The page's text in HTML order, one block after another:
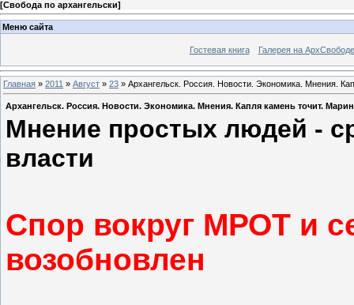
[Свобода по архангельски]
Меню сайта
Гостевая книга Галерея на АрхСвободе
Главная » 2011 » Август » 23 » Архангельск. Россия. Новости. Экономика. Мнения.
Архангельск. Россия. Новости. Экономика. Мнения. Капля камень точит.
Мнение простых людей -
власти
Спор вокруг МРОТ и
возобновлен